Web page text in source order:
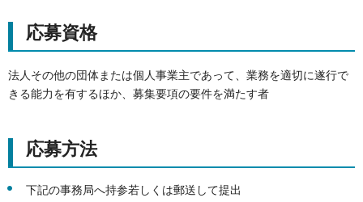
応募資格
法人その他の団体または個人事業主であって、業務を適切に遂行で
きる能力を有するほか、募集要項の要件を満たす者
応募方法
下記の事務局へ持参若しくは郵送して提出